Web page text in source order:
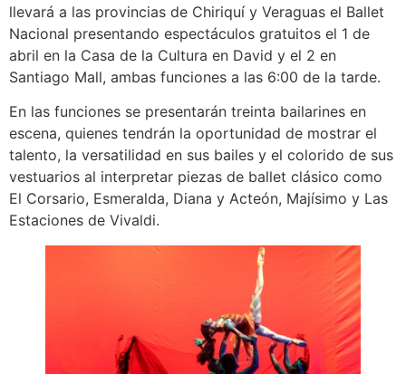
llevará a las provincias de Chiriquí y Veraguas el Ballet
Nacional presentando espectáculos gratuitos el 1 de
abril en la Casa de la Cultura en David y el 2 en
Santiago Mall, ambas funciones a las 6:00 de la tarde.
En las funciones se presentarán treinta bailarines en
escena, quienes tendrán la oportunidad de mostrar el
talento, la versatilidad en sus bailes y el colorido de sus
vestuarios al interpretar piezas de ballet clásico como
El Corsario, Esmeralda, Diana y Acteón, Majísimo y Las
Estaciones de Vivaldi.